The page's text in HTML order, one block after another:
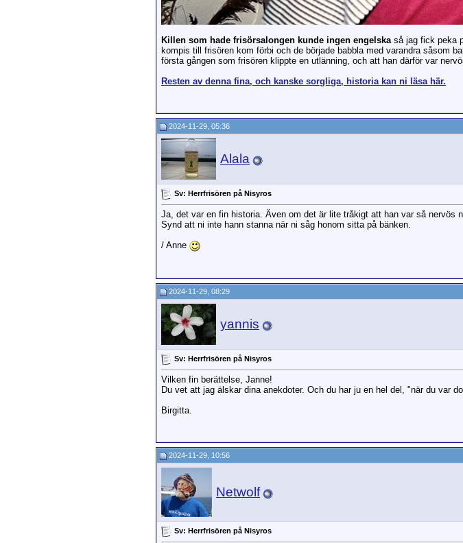
Killen som hade frisörsalongen kunde ingen engelskaså jag fick peka
kompis till frisören kom förbi och de började babbla med varandra såsom
första gången som frisören klippte en utlänning, och att han därför var
Resten av denna fina, och kanske sorgliga, historia kan ni läsa här.
2024-11-29, 05:36
Alala
Sv: Herrfrisören på Nisyros
Ja, det var en fin historia. Även om det är lite tråkigt att han var så nervös
Synd att ni inte hann stanna när ni såg honom sitta på bänken.
/ Anne
2024-11-29, 08:29
yannis
Sv: Herrfrisören på Nisyros
Vilken fin berättelse, Janne!
Du vet att jag älskar dina anekdoter. Och du har ju en hel del, "när du var
Birgitta.
2024-11-29, 10:56
Netwolf
Sv: Herrfrisören på Nisyros